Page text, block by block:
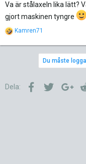
Va är stålaxeln lika lätt?
gjort maskinen tyngre
R
a
n
Kamren71
Du måste
Dela: FacebookTwitter